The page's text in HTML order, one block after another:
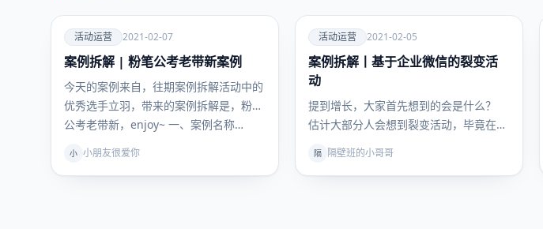
爱
活动运
营
活动运营 2021-02-07
案例拆解 | 粉笔公考老带新案例
今天的案例来自，往期案例拆解活动中的
优秀选手立羽，带来的案例拆解是，粉笔
公考老带新，enjoy~ 一、案例名称…
小 小朋友很爱你
爱
活动运
营
活动运营 2021-02-05
案例拆解丨基于企业微信的裂变活
动
提到增长，大家首先想到的会是什么？
估计大部分人会想到裂变活动，毕竟在这
变…
隔 隔壁班的小哥哥